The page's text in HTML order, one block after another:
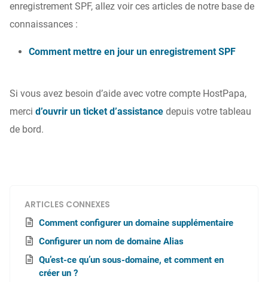
enregistrement SPF, allez voir ces articles de notre base de
connaissances :
Comment mettre en jour un enregistrement SPF
Si vous avez besoin d’aide avec votre compte HostPapa,
merci d’ouvrir un ticket d’assistance depuis votre tableau
de bord.
ARTICLES CONNEXES
Comment configurer un domaine supplémentaire
Configurer un nom de domaine Alias
Qu’est-ce qu’un sous-domaine, et comment en
créer un ?